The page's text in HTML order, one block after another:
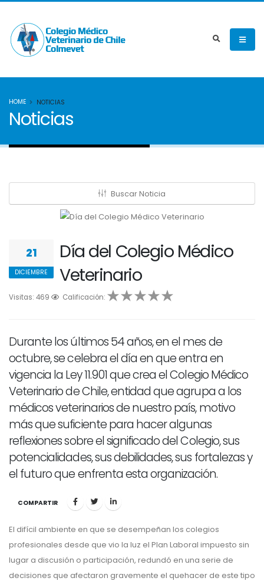
HOME NOTICIAS
Noticias
Buscar Noticia
21
DICIEMBRE
Día del Colegio Médico
Veterinario
Visitas: 469 Calificación:
1 2 3 4 5
Durante los últimos 54 años, en el mes de
octubre, se celebra el día en que entra en
vigencia la Ley 11.901 que crea el Colegio Médico
Veterinario de Chile, entidad que agrupa a los
médicos veterinarios de nuestro país, motivo
más que suficiente para hacer algunas
reflexiones sobre el significado del Colegio, sus
potencialidades, sus debilidades, sus fortalezas y
el futuro que enfrenta esta organización.
COMPARTIR
El difícil ambiente en que se desempeñan los colegios
profesionales desde que vio la luz el Plan Laboral impuesto sin
lugar a discusión o participación, redundó en una serie de
decisiones que afectaron gravemente el quehacer de este tipo